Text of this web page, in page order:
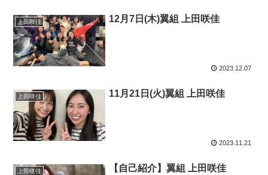
上田咲佳 12月7日(木)翼組 上田咲佳
2023.12.07
上田咲佳 11月21日(火)翼組 上田咲佳
2023.11.21
上田咲佳 【自己紹介】翼組 上田咲佳